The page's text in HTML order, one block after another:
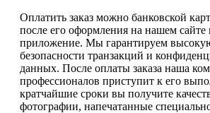
Оплатить заказ можно банковской
после его оформления на нашем сайте
приложение. Мы гарантируем
безопасности транзакций и
данных. После оплаты заказа наша
профессионалов приступит к его
кратчайшие сроки вы получите
фотографии, напечатанные